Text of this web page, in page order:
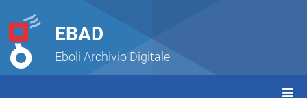
EBAD
Eboli Archivio Digitale